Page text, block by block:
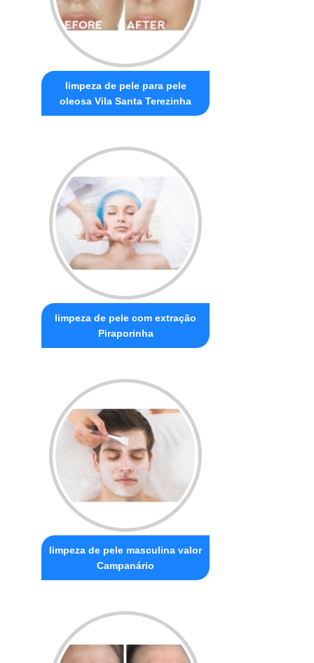
limpeza de pele para pele
oleosa Vila Santa Terezinha
limpeza de pele com extração
Piraporinha
limpeza de pele masculina valor
Campanário